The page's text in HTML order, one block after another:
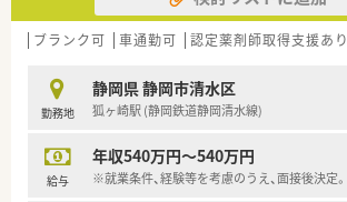
ブランク可 車通勤可 認定薬剤師取得支援あり
勤務地
静岡県 静岡市清水区
狐ヶ崎駅 (静岡鉄道静岡清水線)
給与
年収540万円～540万円
※就業条件、経験等を考慮のうえ、面接後決定。